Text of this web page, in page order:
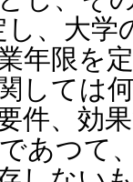
し、大
年限を
しては
件、効
あつて